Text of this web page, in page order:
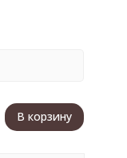
В корзину